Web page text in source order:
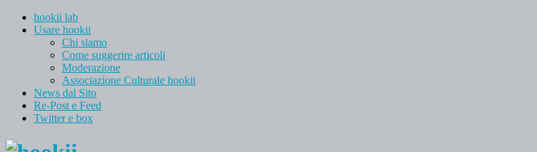
hookii lab
Usare hookii
Chi siamo
Come suggerire articoli
Moderazione
Associazione Culturale hookii
News dal Sito
Re-Post e Feed
Twitter e box